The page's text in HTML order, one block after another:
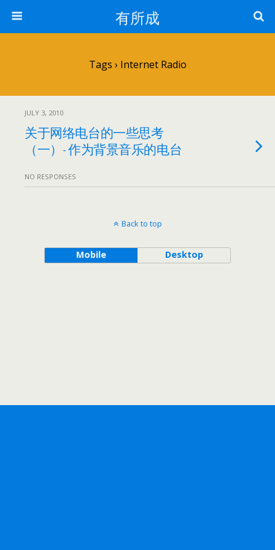
有所成
Tags › Internet Radio
JULY 3, 2010
关于网络电台的一些思考
（一）- 作为背景音乐的电台
NO RESPONSES
Back to top
Mobile Desktop